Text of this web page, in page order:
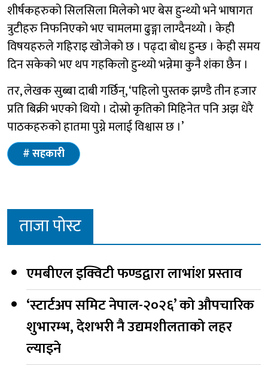
शीर्षकहरुको सिलसिला मिलेको भए बेस हुन्थ्यो भने भाषागत
त्रुटीहरु निफनिएको भए चामलमा ढुङ्गा लाग्दैनथ्यो । केही
विषयहरुले गहिराइ खोजेको छ । पढ्दा बोध हुन्छ । केही समय
दिन सकेको भए थप गहकिलो हुन्थ्यो भन्नेमा कुनै शंका छैन ।
तर, लेखक सुब्बा दाबी गर्छिन्, ‘पहिलो पुस्तक झण्डै तीन हजार
प्रति बिक्री भएको थियो । दोस्रो कृतिको मिहिनेत पनि अझ धेरै
पाठकहरुको हातमा पुग्ने मलाई विश्वास छ ।’
सहकारी
ताजा पोस्ट
एमबीएल इक्विटी फण्डद्वारा लाभांश प्रस्ताव
‘स्टार्टअप समिट नेपाल-२०२६’ को औपचारिक
शुभारम्भ, देशभरी नै उद्यमशीलताको लहर
ल्याइने